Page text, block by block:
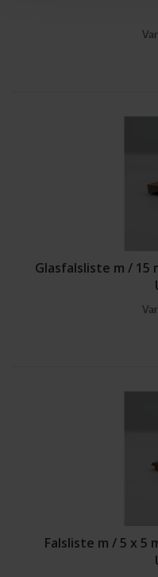
Glasfalsliste m / 15
Falsliste m / 5 x 5